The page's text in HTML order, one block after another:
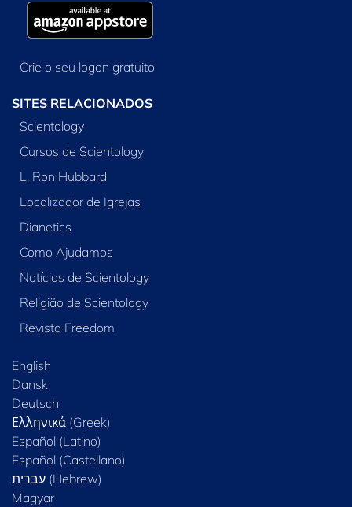
Crie o seu logon gratuito
SITES RELACIONADOS
Scientology
Cursos de Scientology
L. Ron Hubbard
Localizador de Igrejas
Dianetics
Como Ajudamos
Notícias de Scientology
Religião de Scientology
Revista Freedom
English
Dansk
Deutsch
Ελληνικά (Greek)
Español (Latino)
Español (Castellano)
Magyar